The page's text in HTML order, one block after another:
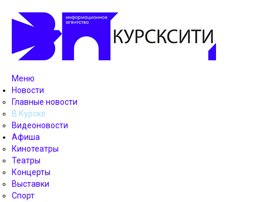
Меню
Новости
Главные новости
В Курске
Видеоновости
Афиша
Кинотеатры
Театры
Концерты
Выставки
Спорт